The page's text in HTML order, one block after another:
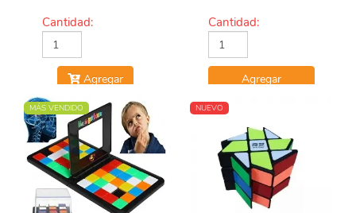
Cantidad:
Agregar
Cantidad:
Agregar
MÁS VENDIDO NUEVO